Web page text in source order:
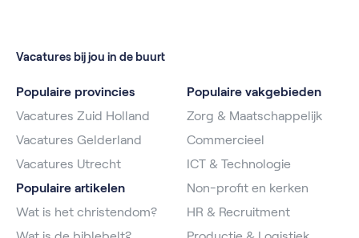
Vacatures bij jou in de buurt
Populaire provincies
Vacatures Zuid Holland
Vacatures Gelderland
Vacatures Utrecht
Populaire artikelen
Wat is het christendom?
Populaire vakgebieden
Zorg & Maatschappelijk
Commercieel
ICT & Technologie
Non-profit en kerken
HR & Recruitment